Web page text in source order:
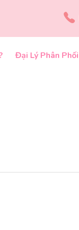
Đại Lý Phân Phối